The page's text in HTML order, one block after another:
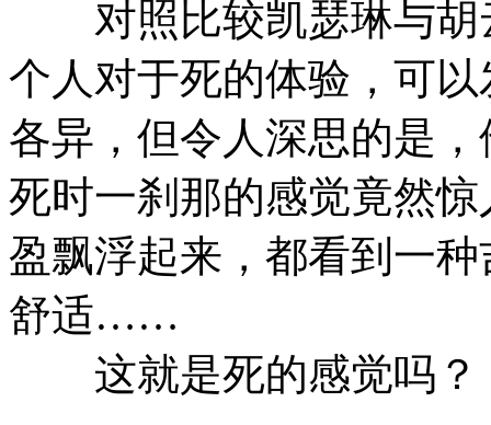
对照比较凯瑟琳与胡
个人对于死的体验，可
各异，但令人深思的是
死时一刹那的感觉竟然
盈飘浮起来，都看到一
舒适……
这就是死的感觉吗？